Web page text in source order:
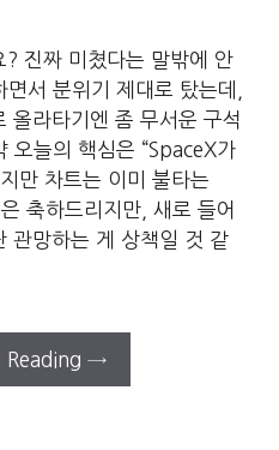
? 진짜 미쳤다는 말밖에 안
서 분위기 제대로 탔는데,
올라타기엔 좀 무서운 구석
오늘의 핵심은 “SpaceX가
만 차트는 이미 불타는
축하드리지만, 새로 들어
관망하는 게 상책일 것 같
Reading →